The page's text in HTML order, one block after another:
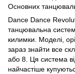
Основних
Dance Dance
танцювальна
килимки. Моделі,
зараз знайти все
або 8. Ця система
найчастіше